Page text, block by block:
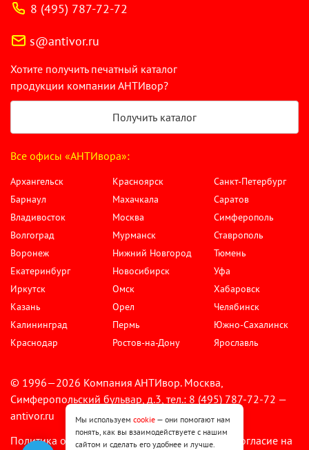
8 (495) 787-72-72
s@antivor.ru
Хотите получить печатный каталог
продукции компании АНТИвор?
Получить каталог
Все офисы «АНТИвора»:
Архангельск
Барнаул
Владивосток
Волгоград
Воронеж
Екатеринбург
Иркутск
Казань
Калининград
Краснодар
Красноярск
Махачкала
Москва
Мурманск
Нижний Новгород
Новосибирск
Омск
Орел
Пермь
Ростов-на-Дону
Санкт-Петербург
Саратов
Симферополь
Ставрополь
Тюмень
Уфа
Хабаровск
Челябинск
Южно-Сахалинск
Ярославль
© 1996—2026 Компания АНТИвор. Москва,
Симферопольский бульвар, д.3, тел.: 8 (495) 787-72-72 —
antivor.ru
Политика обработки персональных данных
Согласие на
Мы используем cookie — они помогают нам
понять, как вы взаимодействуете с нашим
сайтом и сделать его удобнее и лучше.